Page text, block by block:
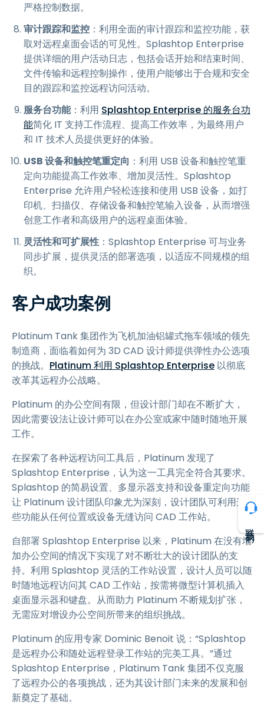
严格控制数据。
审计跟踪和监控 ：利用全面的审计跟踪和监控功能，获
取对远程桌面会话的可见性。Splashtop Enterprise
提供详细的用户活动日志，包括会话开始和结束时间、
文件传输和远程控制操作，使用户能够出于合规和安全
目的跟踪和监控远程访问活动。
服务台功能：利用 Splashtop Enterprise 的服务台功
能简化 IT 支持工作流程、提高工作效率，为最终用户
和 IT 技术人员提供更好的体验。
USB 设备和触控笔重定向 ：利用 USB 设备和触控笔重
定向功能提高工作效率、增加灵活性。Splashtop
Enterprise 允许用户轻松连接和使用 USB 设备，如打
印机、扫描仪、存储设备和触控笔输入设备，从而增强
创意工作者和高级用户的远程桌面体验。
灵活性和可扩展性 ：Splashtop Enterprise 可与业务
同步扩展，提供灵活的部署选项，以适应不同规模的组
织。
客户成功案例
Platinum Tank 集团作为飞机加油铝罐式拖车领域的领先
制造商，面临着如何为 3D CAD 设计师提供弹性办公选项
的挑战。 Platinum 利用 Splashtop Enterprise 以彻底
改革其远程办公战略。
Platinum 的办公空间有限，但设计部门却在不断扩大，
因此需要设法让设计师可以在办公室或家中随时随地开展
工作。
在探索了各种远程访问工具后，Platinum 发现了
Splashtop Enterprise，认为这一工具完全符合其要求。
Splashtop 的简易设置、多显示器支持和设备重定向功能
让 Platinum 设计团队印象尤为深刻，设计团队可利用这
些功能从任何位置或设备无缝访问 CAD 工作站。
自部署 Splashtop Enterprise 以来，Platinum 在没有增
加办公空间的情况下实现了对不断壮大的设计团队的支
持。利用 Splashtop 灵活的工作站设置，设计人员可以随
时随地远程访问其 CAD 工作站，按需将微型计算机插入
桌面显示器和键盘。从而助力 Platinum 不断规划扩张，
无需应对增设办公空间所带来的组织挑战。
Platinum 的应用专家 Dominic Benoit 说：“Splashtop
是远程办公和随处远程登录工作站的完美工具。”通过
Splashtop Enterprise，Platinum Tank 集团不仅克服
了远程办公的各项挑战，还为其设计部门未来的发展和创
新奠定了基础。